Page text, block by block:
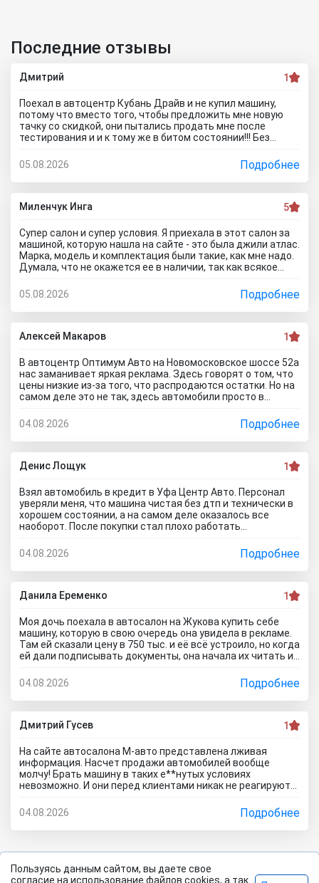
Последние отзывы
Дмитрий 1
Поехал в автоцентр Кубань Драйв и не купил машину,
потому что вместо того, чтобы предложить мне новую
тачку со скидкой, они пытались продать мне после
тестирования и и к тому же в битом состоянии!!! Без
скорее всего скажет, что эти машины проблемные. Так
что не теряйте время, обратитесь к официальному
дилеру и рекламе в интернете не верьте, а то как я
прокатитесь туда сюда зря.. а стоило всего лишь про
автосалон Кубань Драйв отзывы почитать чтоб понять
05.08.2026 Подробнее
Миленчук Инга 5
Супер салон и супер условия. Я приехала в этот салон за
машиной, которую нашла на сайте - это была джили атлас.
Марка, модель и комплектация были такие, как мне надо.
Думала, что не окажется ее в наличии, так как всякое
отделах работают на ура. Все мне быстро оформили. И,
кстати, я приехала в утренние часы и мне сделали ещё
скидку дополнительную) Очень приятный бонус от
автоцентра Тула)
05.08.2026 Подробнее
Алексей Макаров 1
В автоцентр Оптимум Авто на Новомосковское шоссе 52а
нас заманивает яркая реклама. Здесь говорят о том, что
цены низкие из-за того, что распродаются остатки. Но на
самом деле это не так, здесь автомобили просто в
спасут его. Только на ремонт будет уходить очень много
денег, проше сразу нормальное авто найти и купить, чем
с их драндулетами мучиться. Врут и про цены, они не
ниже рыночных нифига, просто это шайка перекупов...я
дом про автосалон Оптимум Авто отзывы почитал,
04.08.2026 Подробнее
Денис Лощук 1
Взял автомобиль в кредит в Уфа Центр Авто. Персонал
уверяли меня, что машина чистая без дтп и технически в
хорошем состоянии, а на самом деле оказалось все
наоборот. После покупки стал плохо работать
аккумулятор. Пришлось менять на новый. Через две
недели начала глохнуть, с трудом ее завел. Повез
обратно в автосалон. Пытался сделать обмен но мне
отказали, а ремонт предложили за мой счёт.... Вот как на
самом деле работают эти аферисты с улицы маршала
Авто.. глядишь и не поехал бы к ним.
04.08.2026 Подробнее
Данила Еременко 1
Моя дочь поехала в автосалон на Жукова купить себе
машину, которую в свою очередь она увидела в рекламе.
Там ей сказали цену в 750 тыс. и её всё устроило, но когда
ей дали подписывать документы, она начала их читать и
дороже!!! Её пытался обмануть и повезло что она это
заметила... сама ничего предпринимать не стала, сказала
что такое бывает... а я вот теперь везде расскажу кто и
как работает!!!
04.08.2026 Подробнее
Дмитрий Гусев 1
На сайте автосалона М-авто представлена лживая
информация. Насчет продажи автомобилей вообще
молчу! Брать машину в таких е**нутых условиях
невозможно. И они перед клиентами никак не реагируют
ставкой 5,9% можно купить Lada XRAY. Обещают одно, а
потом выдают кредит на 32%! Вот такое тут отношение к
нам, клиентам... надо было мне сначала про автосалон М
на это обводное шоссе 12а не заявился бы никогда!
04.08.2026 Подробнее
Пользуясь данным сайтом, вы даете свое
согласие на использование файлов cookies, а так